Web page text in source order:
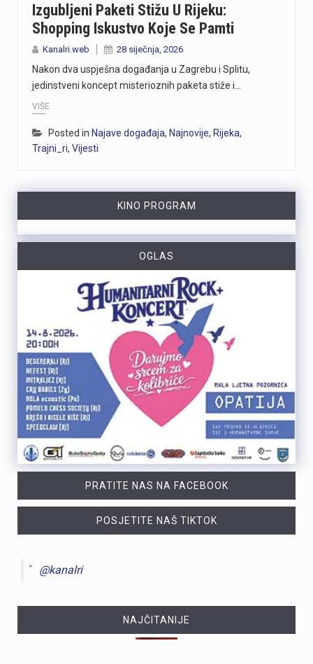
Izgubljeni Paketi Stižu U Rijeku:
Shopping Iskustvo Koje Se Pamti
Kanalri.web 28 siječnja, 2026
Nakon dva uspješna događanja u Zagrebu i Splitu,
jedinstveni koncept misterioznih paketa stiže i…
VIŠE
Posted in Najave događaja, Najnovije, Rijeka,
Trajni_ri, Vijesti
KINO PROGRAM
OGLAS
PRATITE NAS NA FACEBOOK
POSJETITE NAŠ TIKTOK
@kanalri
NAJČITANIJE